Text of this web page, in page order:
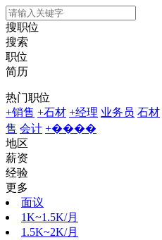
搜职位
搜索
职位
简历
热门职位
+销售 +石材 +经理 业务员 石材
售 会计 +����
地区
薪资
经验
更多
面议
1K~1.5K/月
1.5K~2K/月